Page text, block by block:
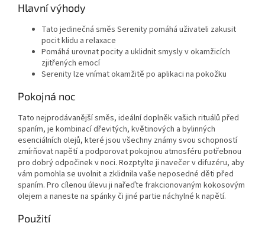
Hlavní výhody
Tato jedinečná směs Serenity pomáhá uživateli zakusit
pocit klidu a relaxace
Pomáhá urovnat pocity a uklidnit smysly v okamžicích
zjitřených emocí
Serenity lze vnímat okamžitě po aplikaci na pokožku
Pokojná noc
Tato nejprodávanější směs, ideální doplněk vašich rituálů před
spaním, je kombinací dřevitých, květinových a bylinných
esenciálních olejů, které jsou všechny známy svou schopností
zmírňovat napětí a podporovat pokojnou atmosféru potřebnou
pro dobrý odpočinek v noci. Rozptylte ji navečer v difuzéru, aby
vám pomohla se uvolnit a zklidnila vaše neposedné děti před
spaním. Pro cílenou úlevu ji nařeďte frakcionovaným kokosovým
olejem a naneste na spánky či jiné partie náchylné k napětí.
Použití